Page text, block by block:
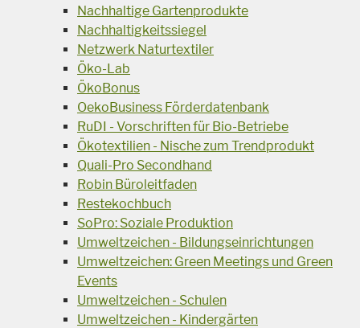
Nachhaltige Gartenprodukte
Nachhaltigkeitssiegel
Netzwerk Naturtextiler
Öko-Lab
ÖkoBonus
OekoBusiness Förderdatenbank
RuDI - Vorschriften für Bio-Betriebe
Ökotextilien - Nische zum Trendprodukt
Quali-Pro Secondhand
Robin Büroleitfaden
Restekochbuch
SoPro: Soziale Produktion
Umweltzeichen - Bildungseinrichtungen
Umweltzeichen: Green Meetings und Green
Events
Umweltzeichen - Schulen
Umweltzeichen - Kindergärten